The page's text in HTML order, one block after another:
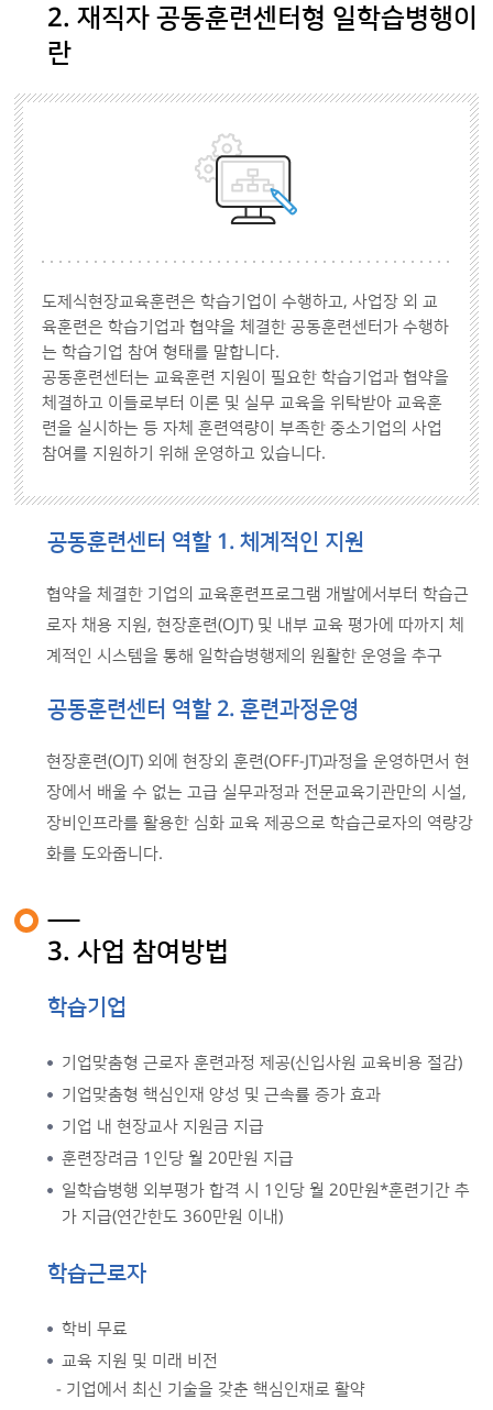
2. 재직자 공동훈련센터형 일학습병행이
란
도제식현장교육훈련은 학습기업이 수행하고, 사업장 외 교
육훈련은 학습기업과 협약을 체결한 공동훈련센터가 수행하
는 학습기업 참여 형태를 말합니다.
공동훈련센터는 교육훈련 지원이 필요한 학습기업과 협약을
체결하고 이들로부터 이론 및 실무 교육을 위탁받아 교육훈
련을 실시하는 등 자체 훈련역량이 부족한 중소기업의 사업
참여를 지원하기 위해 운영하고 있습니다.
공동훈련센터 역할 1. 체계적인 지원
협약을 체결한 기업의 교육훈련프로그램 개발에서부터 학습근
로자 채용 지원, 현장훈련(OJT) 및 내부 교육 평가에 따까지 체
계적인 시스템을 통해 일학습병행제의 원활한 운영을 추구
공동훈련센터 역할 2. 훈련과정운영
현장훈련(OJT) 외에 현장외 훈련(OFF-JT)과정을 운영하면서 현
장에서 배울 수 없는 고급 실무과정과 전문교육기관만의 시설,
장비인프라를 활용한 심화 교육 제공으로 학습근로자의 역량강
화를 도와줍니다.
3. 사업 참여방법
학습기업
기업맞춤형 근로자 훈련과정 제공(신입사원 교육비용 절감)
기업맞춤형 핵심인재 양성 및 근속률 증가 효과
기업 내 현장교사 지원금 지급
훈련장려금 1인당 월 20만원 지급
일학습병행 외부평가 합격 시 1인당 월 20만원*훈련기간 추
가 지급(연간한도 360만원 이내)
학습근로자
학비 무료
교육 지원 및 미래 비전
- 기업에서 최신 기술을 갖춘 핵심인재로 활약